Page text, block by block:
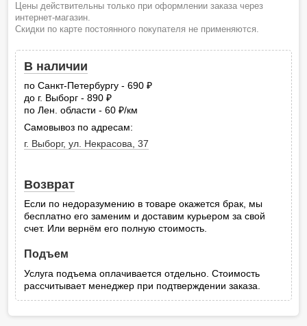
Цены действительны только при оформлении заказа через
интернет-магазин.
Скидки по карте постоянного покупателя не применяются.
В наличии
по Санкт-Петербургу - 690
до г. Выборг - 890
по Лен. области - 60
руб.
/км
Самовывоз по адресам:
г. Выборг, ул. Некрасова, 37
Возврат
Если по недоразумению в товаре окажется брак, мы
бесплатно его заменим и доставим курьером за свой
счет. Или вернём его полную стоимость.
Подъем
Услуга подъема оплачивается отдельно. Стоимость
рассчитывает менеджер при подтверждении заказа.